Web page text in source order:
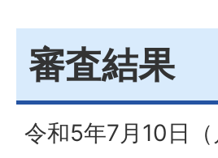
審査結果
令和5年7月10日